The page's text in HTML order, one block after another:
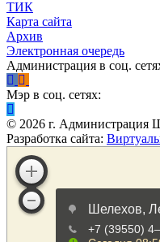
ТИК
Карта сайта
Архив
Электронная очередь
Администрация в соц.
Мэр в соц. сетях:
© 2026 г. Администрация
Разработка сайта: